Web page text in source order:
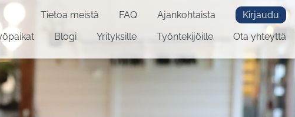
Blogi Yrityksille Työntekijöille Ota yhteyttä
Tietoa meistä FAQ Ajankohtaista Kirjaudu